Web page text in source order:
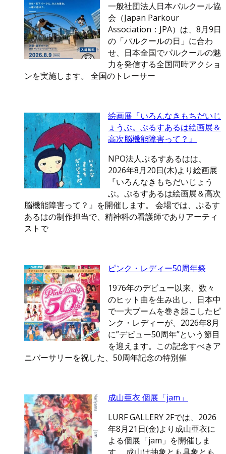
一般社団法人日本パルクール協
会（Japan Parkour
Association：JPA）は、8月9日
の「パルクールの日」に合わ
せ、日本全国でパルクールの魅
力を発信する全国同時アクショ
ンを実施します。 全国のトレーサー
絵画展『いろんなきもちだいじ
ょうぶ。ぷるすあるは絵画展＆
高次脳機能障害って？』
NPO法人ぷるすあるはは、
2026年8月20日(木)より絵画展
『いろんなきもちだいじょう
ぶ。ぷるすあるは絵画展＆高次
脳機能障害って？』を開催します。 会場では、ぷるす
あるはの制作担当で、精神科の看護師でありアーティ
ストで
ピンク・レディー50周年祭
1976年のデビュー以来、数々
のヒット曲を生み出し、日本中
で一大ブームを巻き起こしたピ
ンク・レディーが、2026年8月
に”デビュー50周年”という節目
を迎えます。この記念すべきア
ニバーサリーを祝した、50周年記念の特別催
成山亜衣 個展「jam」
LURF GALLERY 2Fでは、2026
年8月21日(金)より成山亜衣に
よる個展「jam」を開催しま